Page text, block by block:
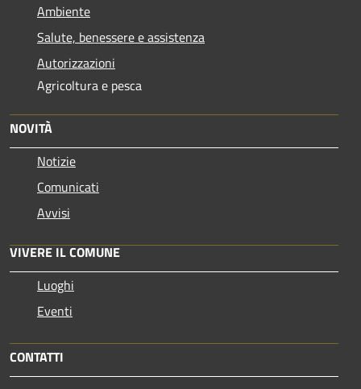
Ambiente
Salute, benessere e assistenza
Autorizzazioni
Agricoltura e pesca
NOVITÀ
Notizie
Comunicati
Avvisi
VIVERE IL COMUNE
Luoghi
Eventi
CONTATTI